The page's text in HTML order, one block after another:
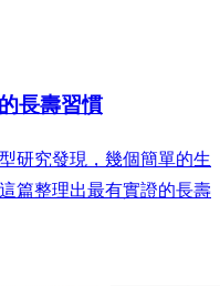
長壽習慣
研究發現，幾個簡單的生
篇整理出最有實證的長壽